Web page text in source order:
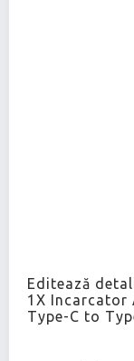
Editează
1X Incarcator
Type-C to